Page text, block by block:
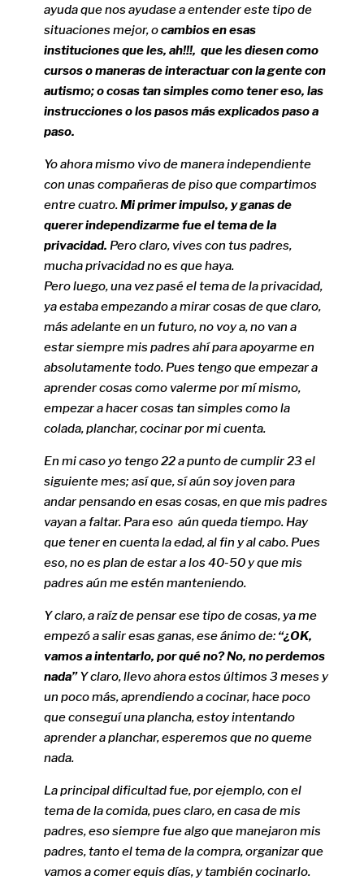
ayuda que nos ayudase a entender este tipo de
situaciones mejor, ocambios en esas
instituciones que les, ah!!!, que les diesen como
cursos o maneras de interactuar con la gente con
autismo; o cosas tan simples como tener eso, las
instrucciones o los pasos más explicados paso a
paso.
Yo ahora mismo vivo de manera independiente
con unas compañeras de piso que compartimos
entre cuatro.Mi primer impulso, y ganas de
querer independizarme fue el tema de la
privacidad. Pero claro, vives con tus padres,
mucha privacidad no es que haya.
Pero luego, una vez pasé el tema de la privacidad,
ya estaba empezando a mirar cosas de que claro,
más adelante en un futuro, no voy a, no van a
estar siempre mis padres ahí para apoyarme en
absolutamente todo. Pues tengo que empezar a
aprender cosas como valerme por mí mismo,
empezar a hacer cosas tan simples como la
colada, planchar, cocinar por mi cuenta.
En mi caso yo tengo 22 a punto de cumplir 23 el
siguiente mes; así que, sí aún soy joven para
andar pensando en esas cosas, en que mis padres
vayan a faltar. Para eso aún queda tiempo. Hay
que tener en cuenta la edad, al fin y al cabo. Pues
eso, no es plan de estar a los 40-50 y que mis
padres aún me estén manteniendo.
Y claro, a raíz de pensar ese tipo de cosas, ya me
empezó a salir esas ganas, ese ánimo de: “¿OK,
vamos a intentarlo, por qué no? No, no perdemos
nada”Y claro, llevo ahora estos últimos 3 meses y
un poco más, aprendiendo a cocinar, hace poco
que conseguí una plancha, estoy intentando
aprender a planchar, esperemos que no queme
nada.
La principal dificultad fue, por ejemplo, con el
tema de la comida, pues claro, en casa de mis
padres, eso siempre fue algo que manejaron mis
padres, tanto el tema de la compra, organizar que
vamos a comer equis días, y también cocinarlo.